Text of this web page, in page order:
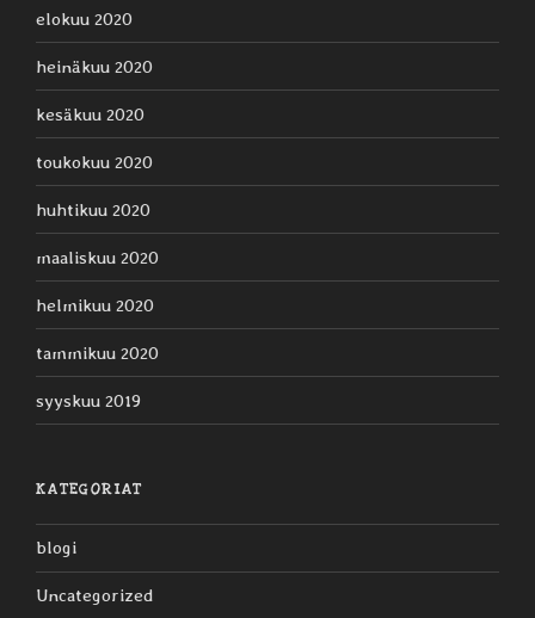
elokuu 2020
heinäkuu 2020
kesäkuu 2020
toukokuu 2020
huhtikuu 2020
maaliskuu 2020
helmikuu 2020
tammikuu 2020
syyskuu 2019
KATEGORIAT
blogi
Uncategorized